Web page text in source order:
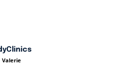
Valerie